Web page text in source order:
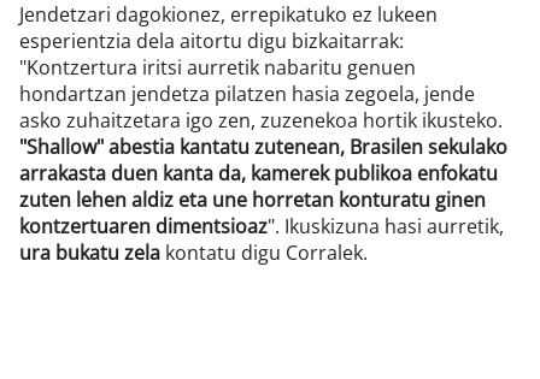
Jendetzari dagokionez, errepikatuko ez lukeen
esperientzia dela aitortu digu bizkaitarrak:
"Kontzertura iritsi aurretik nabaritu genuen
hondartzan jendetza pilatzen hasia zegoela, jende
asko zuhaitzetara igo zen, zuzenekoa hortik ikusteko.
"Shallow" abestia kantatu zutenean, Brasilen sekulako
arrakasta duen kanta da, kamerek publikoa enfokatu
zuten lehen aldiz eta une horretan konturatu ginen
kontzertuaren dimentsioaz". Ikuskizuna hasi aurretik,
ura bukatu zela kontatu digu Corralek.